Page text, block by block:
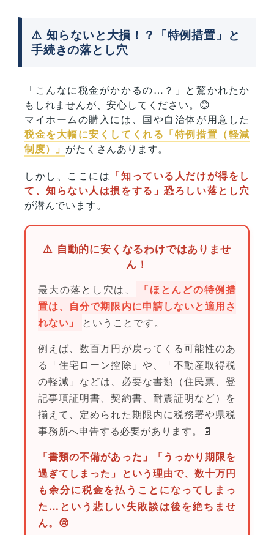
⚠️ 知らないと大損！？「特例措置」と
手続きの落とし穴
「こんなに税金がかかるの…？」と驚かれたか
もしれませんが、安心してください。😊
マイホームの購入には、国や自治体が用意した
税金を大幅に安くしてくれる「特例措置（軽減
制度）」 がたくさんあります。
しかし、ここには 「知っている人だけが得をし
て、知らない人は損をする」恐ろしい落とし穴
が潜んでいます。
⚠️ 自動的に安くなるわけではありませ
ん！
最大の落とし穴は、
「ほとんどの特例措
置は、自分で期限内に申請しないと適用さ
れない」
ということです。
例えば、数百万円が戻ってくる可能性のあ
る「住宅ローン控除」や、「不動産取得税
の軽減」などは、必要な書類（住民票、登
記事項証明書、契約書、耐震証明など）を
揃えて、定められた期限内に税務署や県税
事務所へ申告する必要があります。📄
「書類の不備があった」「うっかり期限を
過ぎてしまった」という理由で、数十万円
も余分に税金を払うことになってしまっ
た…という悲しい失敗談は後を絶ちませ
ん。😢